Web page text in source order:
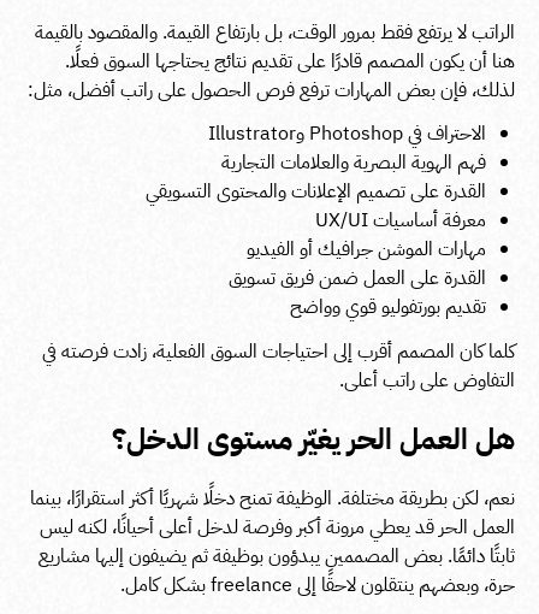
الراتب لا يرتفع فقط بمرور الوقت، بل بارتفاع القيمة. والمقصود بالقيمة
هنا أن يكون المصمم قادرًا على تقديم نتائج يحتاجها السوق فعلًا.
لذلك، فإن بعض المهارات ترفع فرص الحصول على راتب أفضل، مثل:
الاحتراف في Photoshop وIllustrator
فهم الهوية البصرية والعلامات التجارية
القدرة على تصميم الإعلانات والمحتوى التسويقي
معرفة أساسيات UX/UI
مهارات الموشن جرافيك أو الفيديو
القدرة على العمل ضمن فريق تسويق
تقديم بورتفوليو قوي وواضح
كلما كان المصمم أقرب إلى احتياجات السوق الفعلية، زادت فرصته في
التفاوض على راتب أعلى.
هل العمل الحر يغيّر مستوى الدخل؟
نعم، لكن بطريقة مختلفة. الوظيفة تمنح دخلًا شهريًا أكثر استقرارًا، بينما
العمل الحر قد يعطي مرونة أكبر وفرصة لدخل أعلى أحيانًا، لكنه ليس
ثابتًا دائمًا. بعض المصممين يبدؤون بوظيفة ثم يضيفون إليها مشاريع
حرة، وبعضهم ينتقلون لاحقًا إلى freelance بشكل كامل.